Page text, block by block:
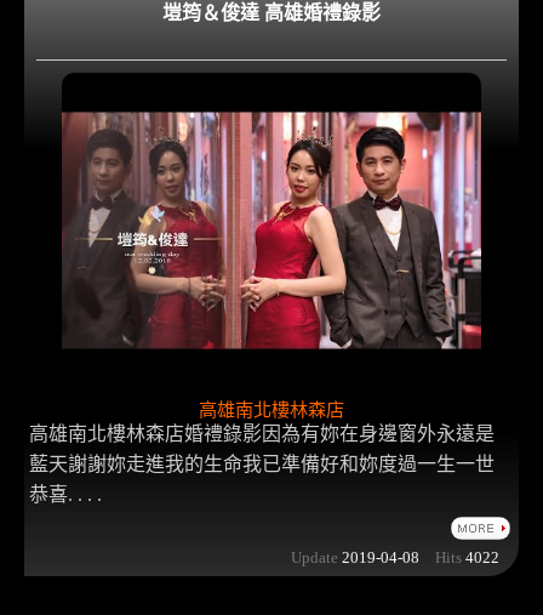
塏筠＆俊達 高雄婚禮錄影
高雄南北樓林森店
高雄南北樓林森店婚禮錄影因為有妳在身邊窗外永遠是
藍天謝謝妳走進我的生命我已準備好和妳度過一生一世
恭喜. . . .
Update 2019-04-08 Hits 4022